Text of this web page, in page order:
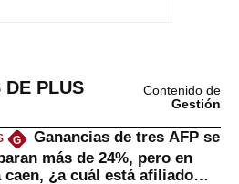
DE PLUS
Contenido de
Gestión
G
Ganancias de tres AFP se
más de 24%, pero en
caen, ¿a cuál está afiliado